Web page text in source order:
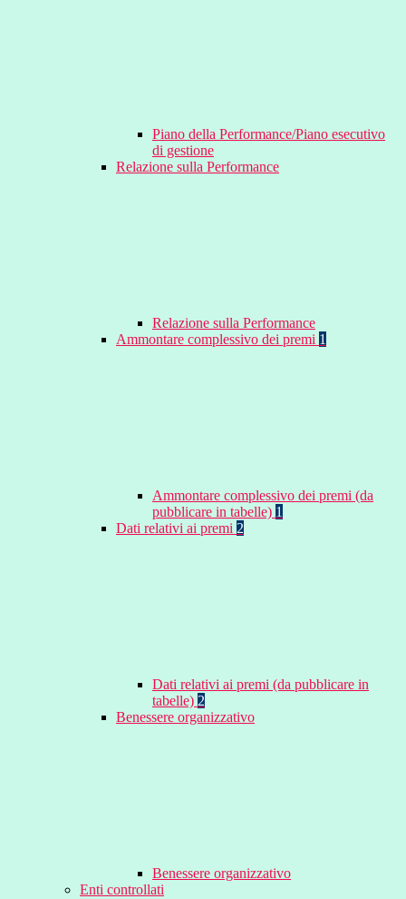
Piano della Performance/Piano esecutivo
di gestione
Relazione sulla Performance
Relazione sulla Performance
Ammontare complessivo dei premi 1
Ammontare complessivo dei premi (da
pubblicare in tabelle) 1
Dati relativi ai premi 2
Dati relativi ai premi (da pubblicare in
tabelle) 2
Benessere organizzativo
Benessere organizzativo
Enti controllati